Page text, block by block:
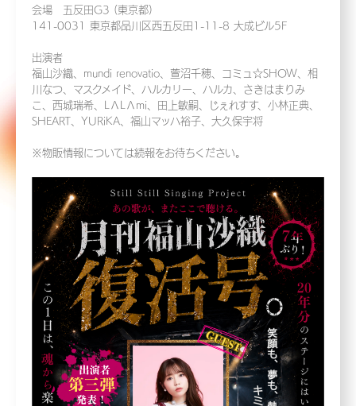
会場 五反田G3 (東京都)
141-0031 東京都品川区西五反田1-11-8 大成ビル5F
出演者
福山沙織、mundi renovatio、萱沼千穂、コミュ☆SHOW、相
川なつ、マスクメイド、ハルカリー、ハルカ、さきはまりみ
こ、西城瑞希、LΛLΛmi、田上敏嗣、じぇれすす、小林正典、
SHEART、YURiKA、福山マッハ裕子、大久保宇将
※物販情報については続報をお待ちください。